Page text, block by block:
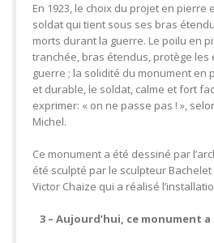
En 1923, le choix du projet en pierre
soldat qui tient sous ses bras
morts durant la guerre. Le poilu en
tranchée, bras étendus, protège les
guerre ; la solidité du monument en
et durable, le soldat, calme et fort
exprimer: « on ne passe pas ! »,
Michel.
Ce monument a été dessiné par
été sculpté par le sculpteur Bachelet
Victor Chaize qui a réalisé
3 – Aujourd’hui, ce monument